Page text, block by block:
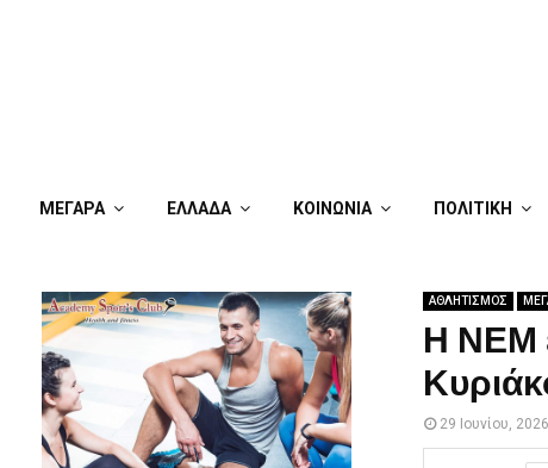
ΜΕΓΑΡΑ ΕΛΛΑΔΑ ΚΟΙΝΩΝΙΑ ΠΟΛΙΤΙΚΗ
ΑΘΛΗΤΙΣΜΟΣ
Η ΝΕΜ
29 Ιουνίου, 2026